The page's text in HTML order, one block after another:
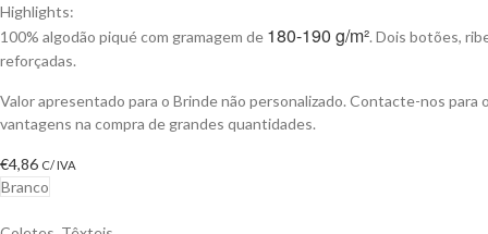
Highlights:
100% algodão piqué com gramagem de 180-190 g/m². Dois botões,
reforçadas.
Valor apresentado para o Brinde não personalizado. Contacte-nos para
vantagens na compra de grandes quantidades.
€4,86 C/ IVA
Branco